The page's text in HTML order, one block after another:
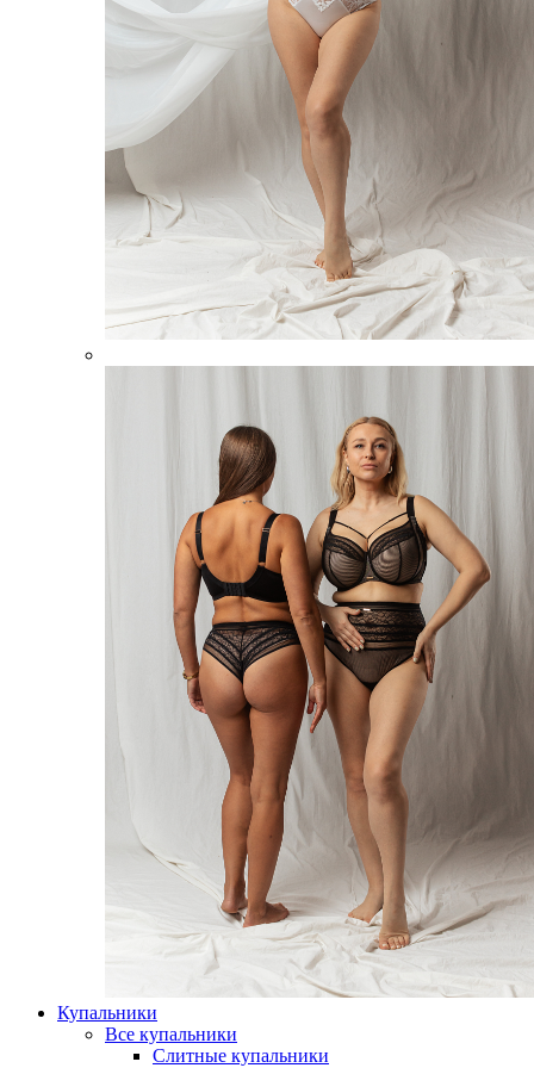
Купальники
Все купальники
Слитные купальники